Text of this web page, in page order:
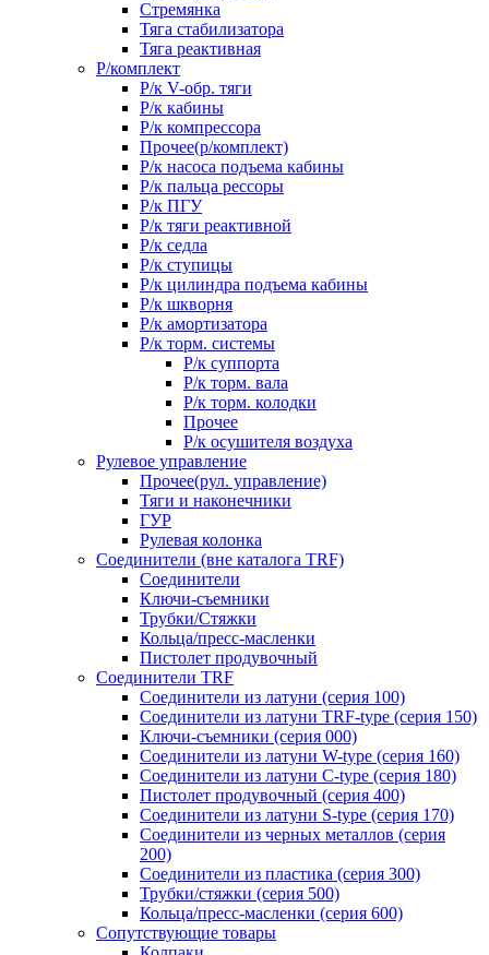
Стремянка
Тяга стабилизатора
Тяга реактивная
Р/комплект
Р/к V-обр. тяги
Р/к кабины
Р/к компрессора
Прочее(р/комплект)
Р/к насоса подъема кабины
Р/к пальца рессоры
Р/к ПГУ
Р/к тяги реактивной
Р/к седла
Р/к ступицы
Р/к цилиндра подъема кабины
Р/к шкворня
Р/к амортизатора
Р/к торм. системы
Р/к суппорта
Р/к торм. вала
Р/к торм. колодки
Прочее
Р/к осушителя воздуха
Рулевое управление
Прочее(рул. управление)
Тяги и наконечники
ГУР
Рулевая колонка
Соединители (вне каталога TRF)
Соединители
Ключи-cъемники
Трубки/Стяжки
Кольца/пресс-масленки
Пистолет продувочный
Соединители TRF
Соединители из латуни (серия 100)
Соединители из латуни TRF-type (серия 150)
Ключи-съемники (серия 000)
Соединители из латуни W-type (серия 160)
Соединители из латуни С-type (серия 180)
Пистолет продувочный (серия 400)
Соединители из латуни S-type (серия 170)
Соединители из черных металлов (серия
200)
Соединители из пластика (серия 300)
Трубки/стяжки (серия 500)
Кольца/пресс-масленки (серия 600)
Сопутствующие товары